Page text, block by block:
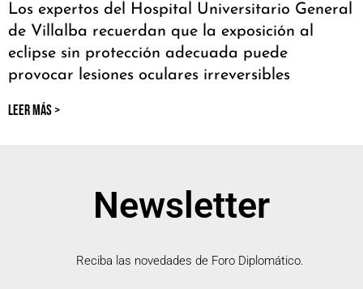
Los expertos del Hospital Universitario General
de Villalba recuerdan que la exposición al
eclipse sin protección adecuada puede
provocar lesiones oculares irreversibles
LEER MÁS >
Newsletter
Reciba las novedades de Foro Diplomático.